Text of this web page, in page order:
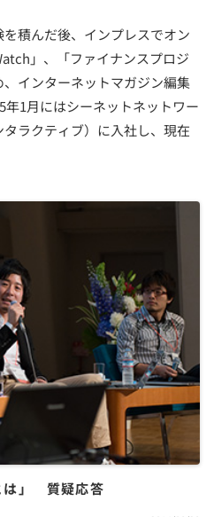
積んだ後、インプレスでオン
」、「ファイナンスプロジ
インターネットマガジン編集
1月にはシーネットネットワー
ラクティブ）に入社し、現在
は」 質疑応答